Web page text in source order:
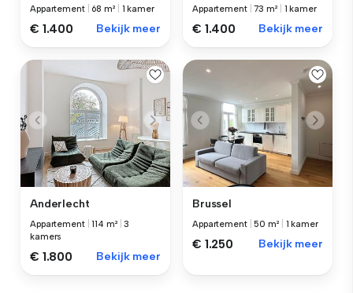
Appartement 68 m² 1 kamer
€ 1.400 Bekijk meer
Appartement |73 m² 1 kamer
€ 1.400 Bekijk meer
Anderlecht
Appartement |114 m² |3
kamers
€ 1.800 Bekijk meer
Brussel
Appartement |50 m² 1 kamer
€ 1.250 Bekijk meer